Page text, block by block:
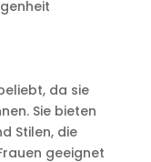
da sie
Sie bieten
Stilen, die
geeignet